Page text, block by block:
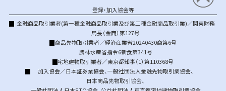
登録・加入協会等
金融商品取引業者(第一種金融商品取引業及び第二種金融商品取引業)／関東財務
局長（金商）第127号
商品先物取引業者／経済産業省20240430商第6号
農林水産省指令6新食第341号
宅地建物取引業者／東京都知事（1）第110368号
加入協会／日本証券業協会、一般社団法人金融先物取引業協会、
日本商品先物取引協会、